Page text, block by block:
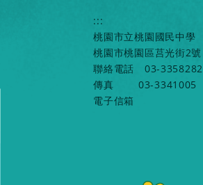
:::
桃園市立桃園國民中學
桃園市桃園區莒光街2號
聯絡電話
03-3358282
傳真
03-3341005
電子信箱